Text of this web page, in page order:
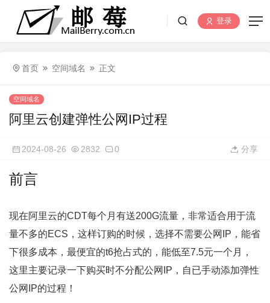
登录
首页 空间域名 正文
空间域名
阿里云创建弹性公网IP过程
2024-08-26 2832 0 分享
前言
现在阿里云的CDT每个月有送200G流量，非常适合用于流
量不多的ECS，这样订购的时候，选择不需要公网IP，能省
下很多成本，最便宜的t6抢占式的，能低至7.5元一个月，
这里主要记录一下购买时不分配公网IP，自已手动添加弹性
公网IP的过程！